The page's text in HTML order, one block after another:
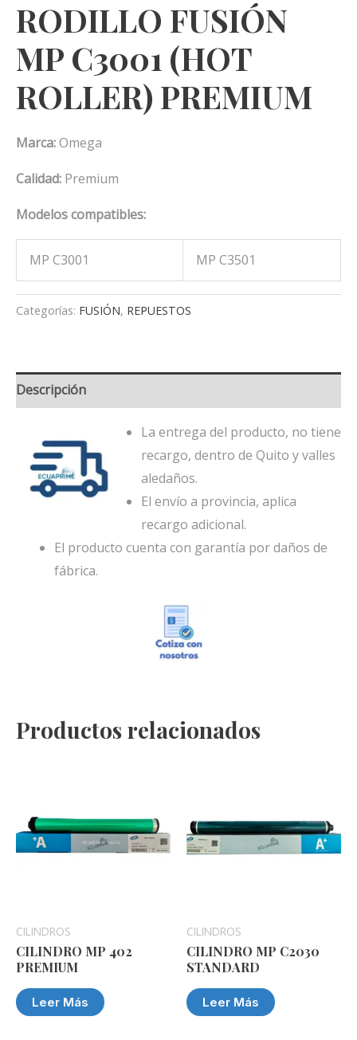
RODILLO FUSIÓN
MP C3001 (HOT
ROLLER) PREMIUM
Marca:Omega
Calidad: Premium
Modelos compatibles:
MP C3001 MP C3501
Categorías: FUSIÓN, REPUESTOS
Descripción
La entrega del producto, no tiene
recargo, dentro de Quito y valles
aledaños.
El envío a provincia, aplica
recargo adicional.
El producto cuenta con garantía por daños de
fábrica.
Productos relacionados
CILINDROS
CILINDRO MP 402
PREMIUM
Leer Más
CILINDROS
CILINDRO MP C2030
STANDARD
Leer Más